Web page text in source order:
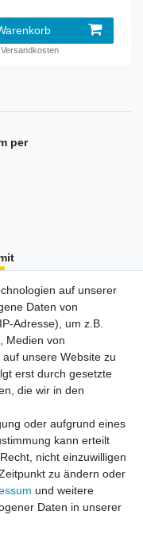
Versandkosten
per
auf unserer
Daten von
Adresse), um z.B.
Medien von
unsere Website zu
erst durch gesetzte
die wir in den
oder aufgrund eines
kann erteilt
nicht einzuwilligen
zu ändern oder
und weitere
Daten in unserer